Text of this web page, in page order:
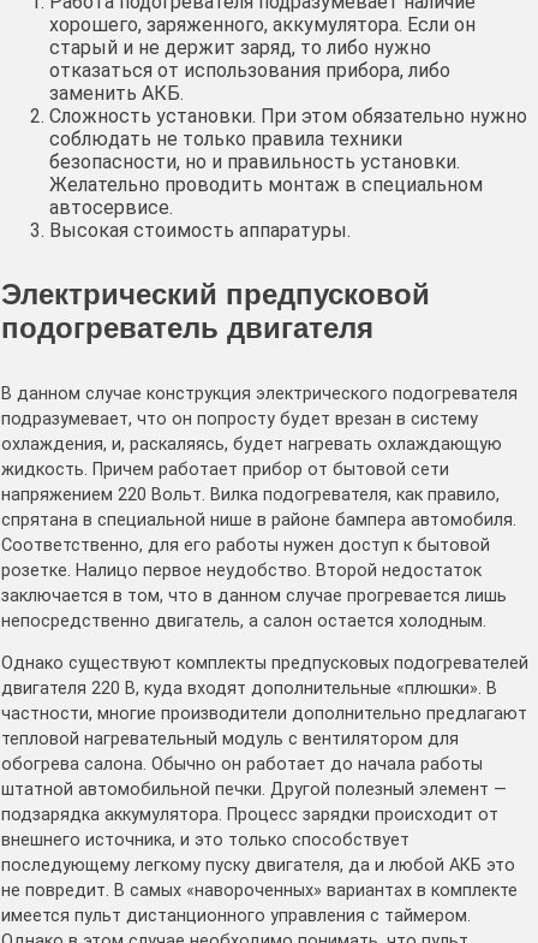
хорошего, заряженного, аккумулятора. Если он
старый и не держит заряд, то либо нужно
отказаться от использования прибора, либо
заменить АКБ.
Сложность установки. При этом обязательно нужно
соблюдать не только правила техники
безопасности, но и правильность установки.
Желательно проводить монтаж в специальном
автосервисе.
Высокая стоимость аппаратуры.
Электрический предпусковой
подогреватель двигателя
В данном случае конструкция электрического подогревателя
подразумевает, что он попросту будет врезан в систему
охлаждения, и, раскаляясь, будет нагревать охлаждающую
жидкость. Причем работает прибор от бытовой сети
напряжением 220 Вольт. Вилка подогревателя, как правило,
спрятана в специальной нише в районе бампера автомобиля.
Соответственно, для его работы нужен доступ к бытовой
розетке. Налицо первое неудобство. Второй недостаток
заключается в том, что в данном случае прогревается лишь
непосредственно двигатель, а салон остается холодным.
Однако существуют комплекты предпусковых подогревателей
двигателя 220 В, куда входят дополнительные «плюшки». В
частности, многие производители дополнительно предлагают
тепловой нагревательный модуль с вентилятором для
обогрева салона. Обычно он работает до начала работы
штатной автомобильной печки. Другой полезный элемент —
подзарядка аккумулятора. Процесс зарядки происходит от
внешнего источника, и это только способствует
последующему легкому пуску двигателя, да и любой АКБ это
не повредит. В самых «навороченных» вариантах в комплекте
имеется пульт дистанционного управления с таймером.